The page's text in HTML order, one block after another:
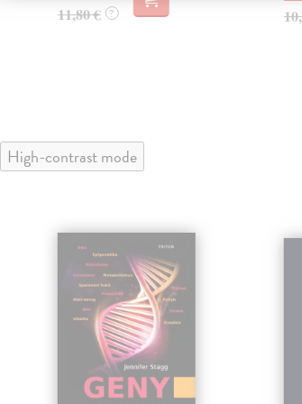
11,80 € ?
High-contrast mode